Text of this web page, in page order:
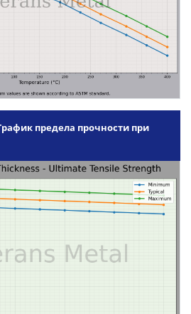
предела прочности при